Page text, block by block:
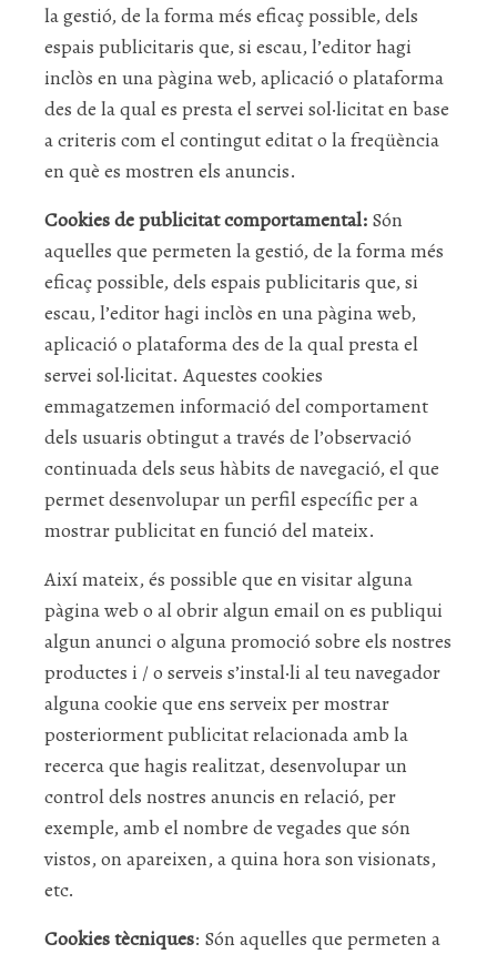
la gestió, de la forma més eficaç possible, dels
espais publicitaris que, si escau, l’editor hagi
inclòs en una pàgina web, aplicació o plataforma
des de la qual es presta el servei sol·licitat en base
a criteris com el contingut editat o la freqüència
en què es mostren els anuncis.
Cookies de publicitat comportamental: Són
aquelles que permeten la gestió, de la forma més
eficaç possible, dels espais publicitaris que, si
escau, l’editor hagi inclòs en una pàgina web,
aplicació o plataforma des de la qual presta el
servei sol·licitat. Aquestes cookies
emmagatzemen informació del comportament
dels usuaris obtingut a través de l’observació
continuada dels seus hàbits de navegació, el que
permet desenvolupar un perfil específic per a
mostrar publicitat en funció del mateix.
Així mateix, és possible que en visitar alguna
pàgina web o al obrir algun email on es publiqui
algun anunci o alguna promoció sobre els nostres
productes i / o serveis s’instal·li al teu navegador
alguna cookie que ens serveix per mostrar
posteriorment publicitat relacionada amb la
recerca que hagis realitzat, desenvolupar un
control dels nostres anuncis en relació, per
exemple, amb el nombre de vegades que són
vistos, on apareixen, a quina hora son visionats,
etc.
Cookies tècniques: Són aquelles que permeten a